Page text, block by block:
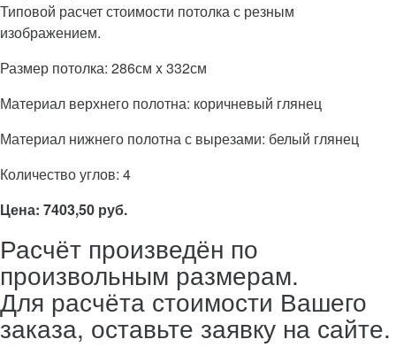
Типовой расчет стоимости потолка с резным
изображением.
Размер потолка: 286см x 332см
Материал верхнего полотна: коричневый глянец
Материал нижнего полотна с вырезами: белый глянец
Количество углов: 4
Цена: 7403,50 руб.
Расчёт произведён по
произвольным размерам.
Для расчёта стоимости Вашего
заказа, оставьте заявку на сайте.